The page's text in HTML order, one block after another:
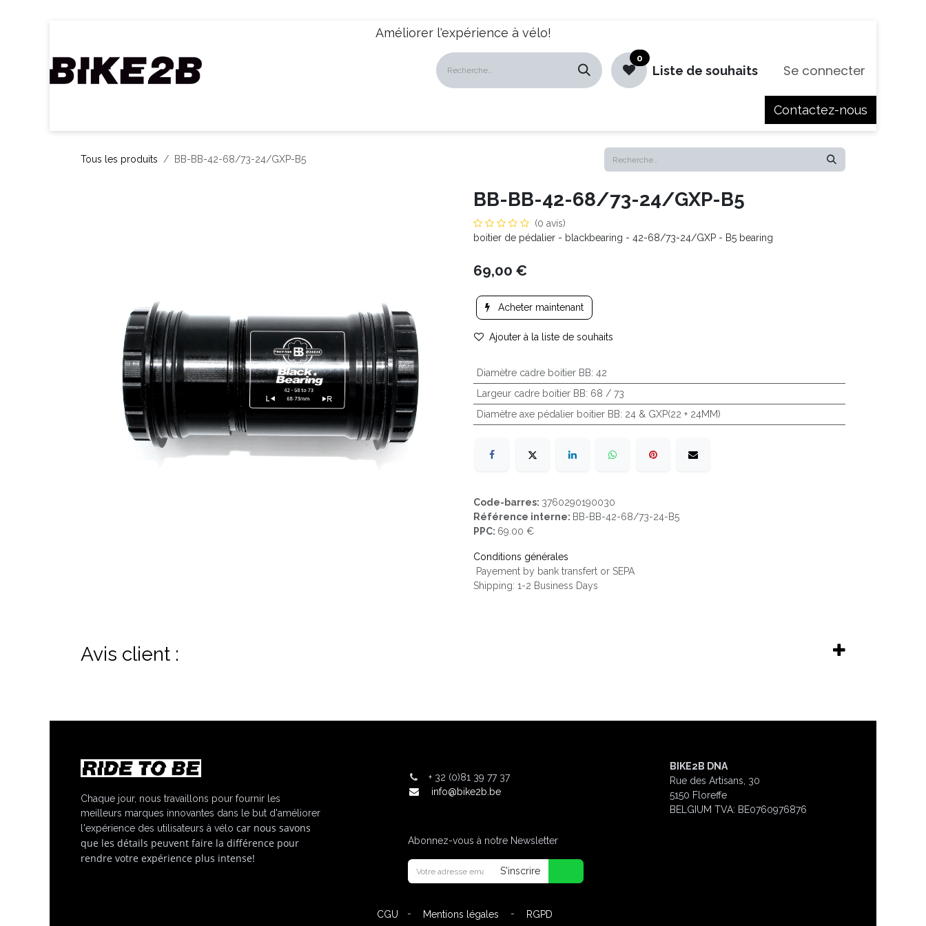
Améliorer l'expérience à vélo!
0
Liste de souhaits Se connecter
Contactez-nous
Tous les produits BB-BB-42-68/73-24/GXP-B5
BB-BB-42-68/73-24/GXP-B5
(0 avis)
boitier de pédalier - blackbearing - 42-68/73-24/GXP - B5 bearing
69,00 €
Acheter maintenant
Ajouter à la liste de souhaits
Diamètre cadre boitier BB: 42
Largeur cadre boitier BB: 68 / 73
Diamètre axe pédalier boitier BB: 24 & GXP(22 + 24MM)
Code-barres: 3760290190030
Référence interne: BB-BB-42-68/73-24-B5
PPC: 69.00 €
Conditions générales
Payement by bank transfert or SEPA
Shipping: 1-2 Business Days
Avis client :
Chaque jour, nous travaillons pour fournir les
meilleurs marques innovantes dans le but d'améliorer
l'expérience des utilisateurs à vélo car nous savons
que les détails peuvent faire la différence pour
rendre votre expérience plus intense!
+ 32 (0)81 39 77 37
info@bike2b.be
Abonnez-vous à notre Newsletter
S'inscrire
BIKE2B DNA
Rue des Artisans, 30
5150 Floreffe
BELGIUM TVA: BE0760976876
CGU - Mentions légales - RGPD